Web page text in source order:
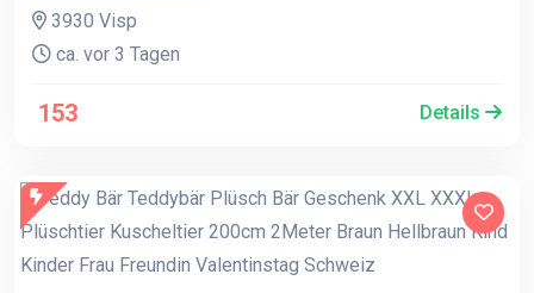
3930 Visp
ca. vor 3 Tagen
153 Details